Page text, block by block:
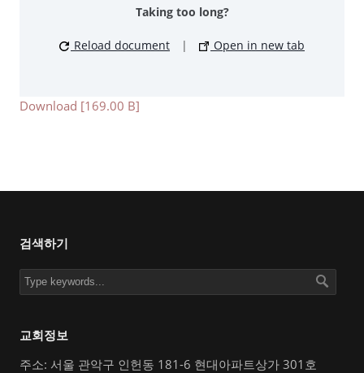
Taking too long?
Reload document | Open in new tab
Download [169.00 B]
검색하기
교회정보
주소: 서울 관악구 인헌동 181-6 현대아파트상가 301호